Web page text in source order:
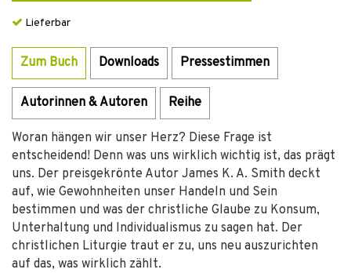
Lieferbar
Zum Buch Downloads Pressestimmen
Autorinnen & Autoren Reihe
Woran hängen wir unser Herz? Diese Frage ist
entscheidend! Denn was uns wirklich wichtig ist, das prägt
uns. Der preisgekrönte Autor James K. A. Smith deckt
auf, wie Gewohnheiten unser Handeln und Sein
bestimmen und was der christliche Glaube zu Konsum,
Unterhaltung und Individualismus zu sagen hat. Der
christlichen Liturgie traut er zu, uns neu auszurichten
auf das, was wirklich zählt.